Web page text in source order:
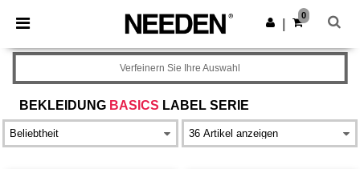
× Needen App
Bessere Preise in der App!
App holen
0
BEKLEIDUNG BASICS LABEL SERIE
Verfeinern Sie Ihre Auswahl